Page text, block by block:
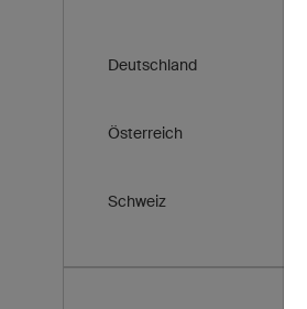
Deutschland
Österreich
Schweiz